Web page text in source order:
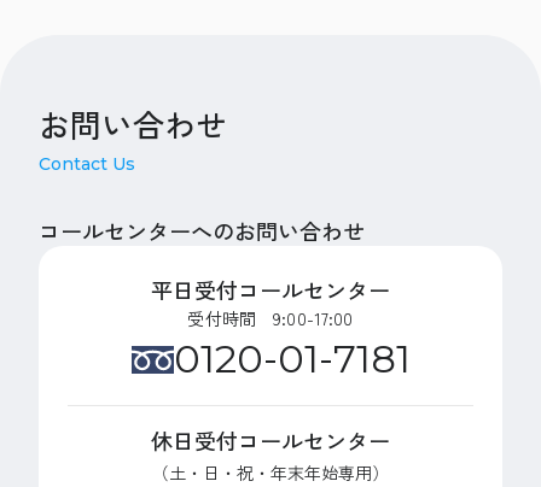
お問い合わせ
Contact Us
コールセンターへのお問い合わせ
平日受付コールセンター
受付時間 9:00-17:00
0120-01-7181
休日受付コールセンター
（土・日・祝・年末年始専用）